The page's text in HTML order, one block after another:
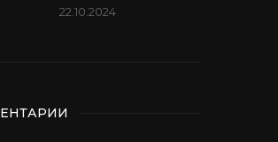
22.10.2024